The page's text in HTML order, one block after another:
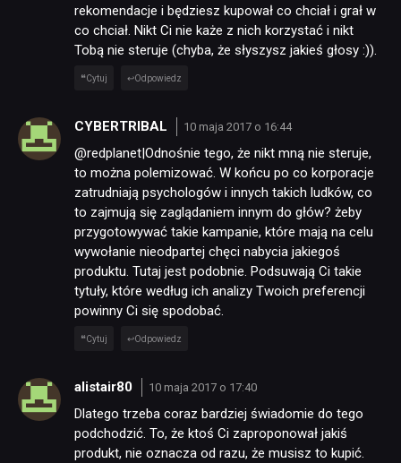
rekomendacje i będziesz kupował co chciał i grał w
co chciał. Nikt Ci nie każe z nich korzystać i nikt
Tobą nie steruje (chyba, że słyszysz jakieś głosy :)).
Cytuj Odpowiedz
CYBERTRIBAL 10 maja 2017 o 16:44
@redplanet|Odnośnie tego, że nikt mną nie steruje,
to można polemizować. W końcu po co korporacje
zatrudniają psychologów i innych takich ludków, co
to zajmują się zaglądaniem innym do głów? żeby
przygotowywać takie kampanie, które mają na celu
wywołanie nieodpartej chęci nabycia jakiegoś
produktu. Tutaj jest podobnie. Podsuwają Ci takie
tytuły, które według ich analizy Twoich preferencji
powinny Ci się spodobać.
Cytuj Odpowiedz
alistair80 10 maja 2017 o 17:40
Dlatego trzeba coraz bardziej świadomie do tego
podchodzić. To, że ktoś Ci zaproponował jakiś
produkt, nie oznacza od razu, że musisz to kupić.